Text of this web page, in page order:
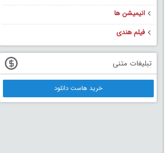
انیمیشن ها
فیلم هندی
تبلیغات متنی
خرید هاست دانلود